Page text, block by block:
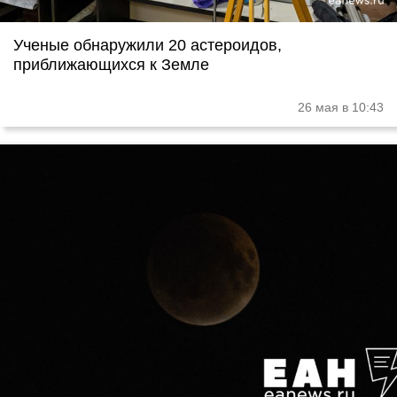
Ученые обнаружили 20 астероидов,
приближающихся к Земле
26 мая в 10:43